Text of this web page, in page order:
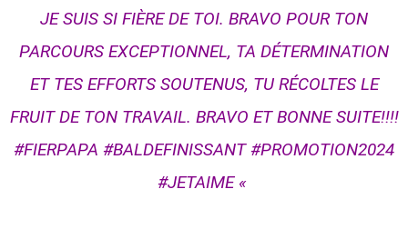
JE SUIS SI FIÈRE DE TOI. BRAVO POUR TON
PARCOURS EXCEPTIONNEL, TA DÉTERMINATION
ET TES EFFORTS SOUTENUS, TU RÉCOLTES LE
FRUIT DE TON TRAVAIL. BRAVO ET BONNE SUITE!!!!
#FIERPAPA #BALDEFINISSANT #PROMOTION2024
#JETAIME «